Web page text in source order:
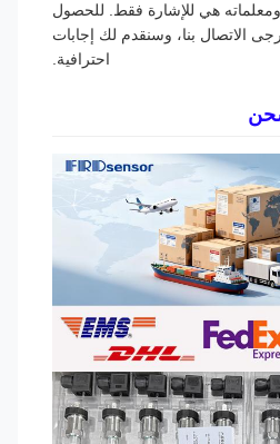
هي للإشارة فقط. للحصول
بنا، وسنقدم لك إجابات
احترافية.